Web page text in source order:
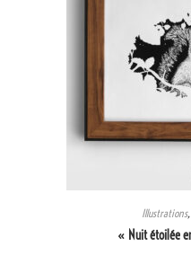
Illustrations,
« Nuit étoilée